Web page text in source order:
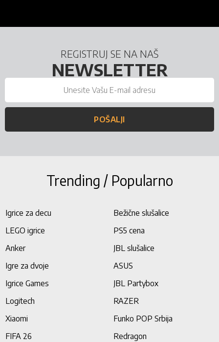
REGISTRUJ SE NA NAŠ
NEWSLETTER
POŠALJI
Trending / Popularno
Igrice za decu
Bežične slušalice
LEGO igrice
PS5 cena
Anker
JBL slušalice
Igre za dvoje
ASUS
Igrice Games
JBL Partybox
Logitech
RAZER
Xiaomi
Funko POP Srbija
FIFA 26
Redragon